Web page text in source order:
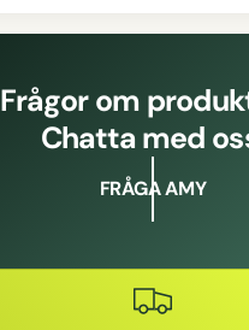
Frågor om
Chatta med
FRÅGA AMY